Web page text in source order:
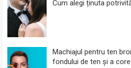
Cum alegi ținuta
Machiajul pentru ten
fondului de ten și a